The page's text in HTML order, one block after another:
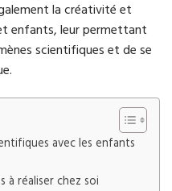
la créativité et
enfants, leur permettant
scientifiques et de se
avec les enfants
à réaliser chez soi